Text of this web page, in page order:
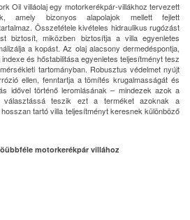
Oil villáolaj egy motorkerékpár-villákhoz tervezett
amely bizonyos alapolajok mellett fejlett
Összetétele kivételes hidraulikus rugózást
biztosít, miközben biztosítja a villa egyenletes
a kopást. Az olaj alacsony dermedéspontja,
és hőstabilitása egyenletes teljesítményt tesz
tartományban. Robusztus védelmet nyújt
ellen, fenntartja a tömítés krugalmasságát és
idővel történő leromlásának – mindezek azok a
választássá teszik ezt a terméket azoknak a
tartó villa teljesítményt keresnek különböző
motorkerékpár villához